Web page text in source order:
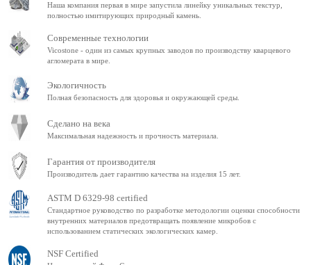
Наша компания первая в мире запустила линейку уникальных текстур,
полностью имитирующих природный камень.
Современные технологии
Vicostone - один из самых крупных заводов по производству кварцевого
агломерата в мире.
Экологичность
Полная безопасность для здоровья и окружающей среды.
Сделано на века
Максимальная надежность и прочность материала.
Гарантия от производителя
Производитель дает гарантию качества на изделия 15 лет.
ASTM D 6329-98 certified
Стандартное руководство по разработке методологии оценки способности
внутренних материалов предотвращать появление микробов с
использованием статических экологических камер.
NSF Certified